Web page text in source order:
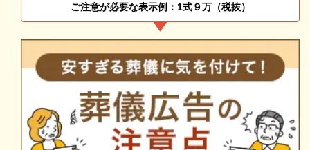
追加料金の心配がない総額費用を提示します
人数・式場・火葬場などの各種条件やご要望、ご事情
にあわせて、お見積りを作成いたします。葬儀を施行
する前に総額費用をご確認いただき、それぞれの内訳
をご説明します。その上で葬儀費用の総額にご納得い
ただいてから施行いたしますのでご安心ください。
多くの参列者を招いて葬儀をしたい
参列者の人数を把握し、スムーズな葬儀をしたい
格調高い葬儀をしたい
キクヤ八王子中央ホールの一日葬
キクヤ八王子中央ホールの一日葬は、納棺式と葬儀告
別式を1日で執り行う葬儀となります。
ご注意が必要な表示例：1式９万（税抜）